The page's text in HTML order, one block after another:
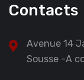
Contacts
Avenue 14
Sousse -A